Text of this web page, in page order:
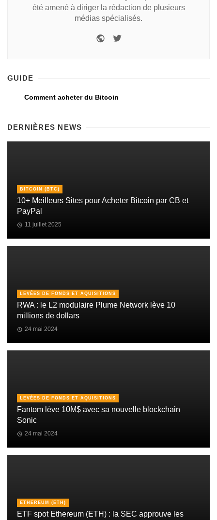
été amené à diriger la rédaction de plusieurs
médias spécialisés.
GUIDE
Comment acheter du Bitcoin
DERNIÈRES NEWS
BITCOIN (BTC)
10+ Meilleurs Sites pour Acheter Bitcoin par CB et
PayPal
11 juillet 2025
LEVÉES DE FONDS ET AQUISITIONS
RWA : le L2 modulaire Plume Network lève 10
millions de dollars
24 mai 2024
LEVÉES DE FONDS ET AQUISITIONS
Fantom lève 10M$ avec sa nouvelle blockchain
Sonic
24 mai 2024
ETHEREUM (ETH)
ETF spot Ethereum (ETH) : la SEC approuve les